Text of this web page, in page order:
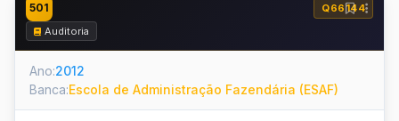
501
Q66144
Auditoria
Ano:2012
Banca:Escola de Administração Fazendária (ESAF)